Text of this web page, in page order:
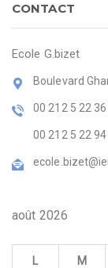
CONTACT
Ecole G.bizet
Boulevard
00 212 5 22
00 212 5 22
août 2026
L M